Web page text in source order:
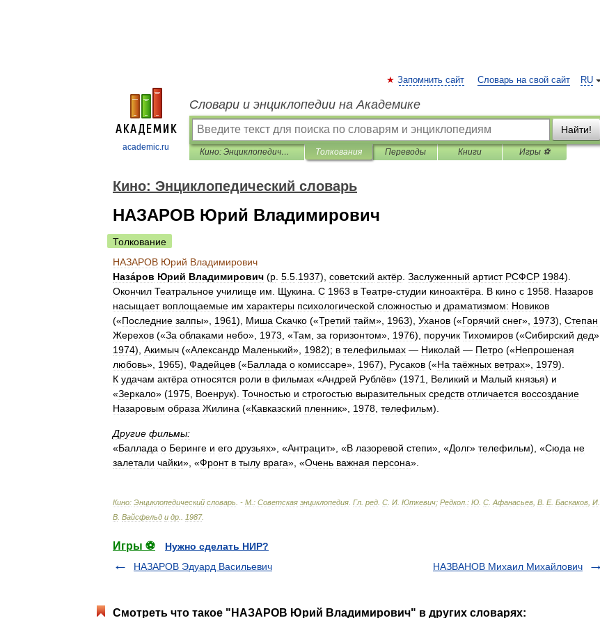
academic.ru
RU
Запомнить сайт Словарь на свой сайт
Словари и энциклопедии на Академике
Найти!
Кино: Энциклопедический словарь Толкования Переводы Книги Игры ⚽
Кино: Энциклопедический словарь
НАЗАРОВ Юрий Владимирович
Толкование
НАЗАРОВ Юрий Владимирович
Наза́ров Юрий Владимирович (р 5 5 1937), советский актёр Заслуженный артист РСФСР 1984).
Окончил Театральное училище им Щукина С 1963 в Театре-студии киноактёра В кино с 1958 Назаров
насыщает воплощаемые им характеры психологической сложностью и драматизмом: Новиков
(«Последние залпы», 1961), Миша Скачко («Третий тайм», 1963), Уханов («Горячий снег», 1973), Степан
Жерехов («За облаками небо», 1973 , «Там за горизонтом», 1976), поручик Тихомиров («Сибирский дед»,
1974), Акимыч («Александр Маленький», 1982); в телефильмах — Николай — Петро («Непрошеная
любовь», 1965), Фадейцев («Баллада о комиссаре», 1967), Русаков («На таёжных ветрах», 1979).
К удачам актёра относятся роли в фильмах «Андрей Рублёв» (1971 Великий и Малый князья) и
«Зеркало» (1975 Военрук). Точностью и строгостью выразительных средств отличается воссоздание
Назаровым образа Жилина («Кавказский пленник», 1978 телефильм).
Другие фильмы:
«Баллада о Беринге и его друзьях», «Антрацит», «В лазоревой степи», «Долг» телефильм), «Сюда не
залетали чайки», «Фронт в тылу врага», «Очень важная персона».
Кино: Энциклопедический словарь . - М : Советская энциклопедия Гл ред С И Юткевич; Редкол : Ю С Афанасьев В Е. Баскаков И
В Вайсфельд и др 1987.
Игры ⚽
Нужно сделать НИР?
НАЗАРОВ Эдуард Васильевич
НАЗВАНОВ Михаил Михайлович
Смотреть что такое "НАЗАРОВ Юрий Владимирович" в других словарях: